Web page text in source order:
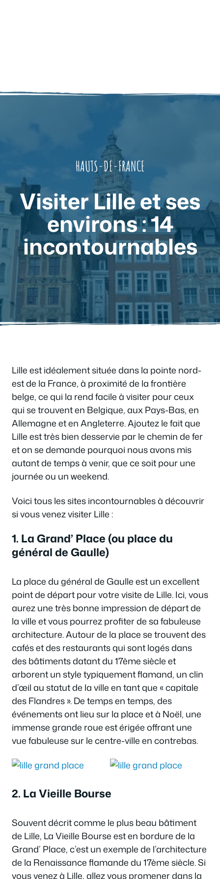
HAUTS-DE-FRANCE
Visiter Lille et ses
environs : 14
incontournables
Lille est idéalement située dans la pointe nord-
est de la France, à proximité de la frontière
belge, ce qui la rend facile à visiter pour ceux
qui se trouvent en Belgique, aux Pays-Bas, en
Allemagne et en Angleterre. Ajoutez le fait que
Lille est très bien desservie par le chemin de fer
et on se demande pourquoi nous avons mis
autant de temps à venir, que ce soit pour une
journée ou un weekend.
Voici tous les sites incontournables à découvrir
si vous venez visiter Lille :
1. La Grand’ Place (ou place du
général de Gaulle)
La place du général de Gaulle est un excellent
point de départ pour votre visite de Lille. Ici, vous
aurez une très bonne impression de départ de
la ville et vous pourrez profiter de sa fabuleuse
architecture. Autour de la place se trouvent des
cafés et des restaurants qui sont logés dans
des bâtiments datant du 17ème siècle et
arborent un style typiquement flamand, un clin
d’œil au statut de la ville en tant que « capitale
des Flandres ». De temps en temps, des
événements ont lieu sur la place et à Noël, une
immense grande roue est érigée offrant une
vue fabuleuse sur le centre-ville en contrebas.
2. La Vieille Bourse
Souvent décrit comme le plus beau bâtiment
de Lille, La Vieille Bourse est en bordure de la
Grand’ Place, c’est un exemple de l’architecture
de la Renaissance flamande du 17ème siècle. Si
vous venez à Lille, allez vous promener dans la